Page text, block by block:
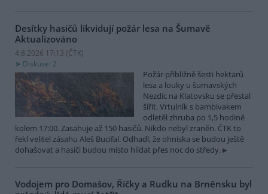
Desítky hasičů likvidují požár lesa na Šumavě
Aktualizováno
4.8.2026 17:13 (ČTK)
Diskuse: 2
Požár přibližně šesti hektarů
lesa a louky u šumavských
Nezdic na Klatovsku se přestal
šířit. Vrtulník s bambivakem
odletěl zhruba po 1,5 hodině
kolem 17:00. Zasahuje až 150 hasičů. Nikdo nebyl zraněn. ČTK to
řekl velitel zásahu Aleš Bucifal. Odhadl, že ohniska se budou ještě
dohašovat a hasiči budou místo hlídat přes noc do středy.
Vodojem pro Domašov, Říčky a Rudku na Brněnsku byl